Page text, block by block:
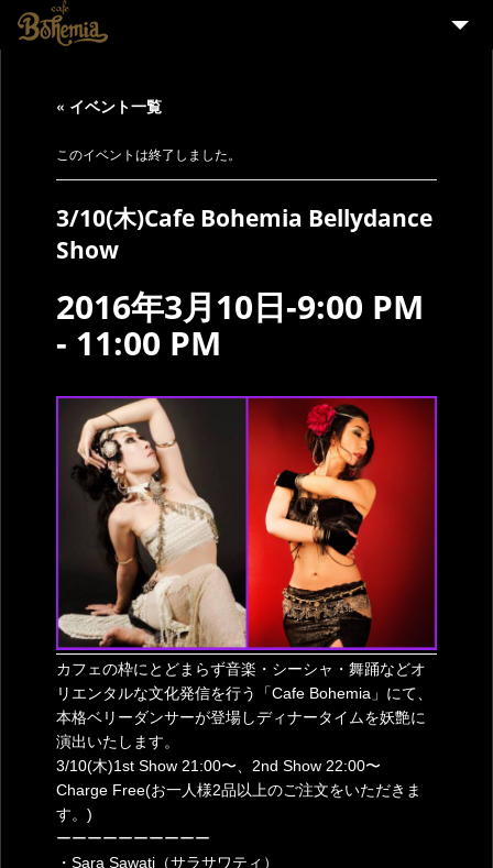
EVENT
STAFF WANTED
« イベント一覧
このイベントは終了しました。
3/10(木)Cafe Bohemia Bellydance
Show
2016年3月10日-9:00 PM
- 11:00 PM
カフェの枠にとどまらず音楽・シーシャ・舞踊などオ
リエンタルな文化発信を行う「Cafe Bohemia」にて、
本格ベリーダンサーが登場しディナータイムを妖艶に
演出いたします。
3/10(木)1st Show 21:00〜、2nd Show 22:00〜
Charge Free(お一人様2品以上のご注文をいただきま
す。)
ーーーーーーーーーー
・Sara Sawati（サラサワティ）